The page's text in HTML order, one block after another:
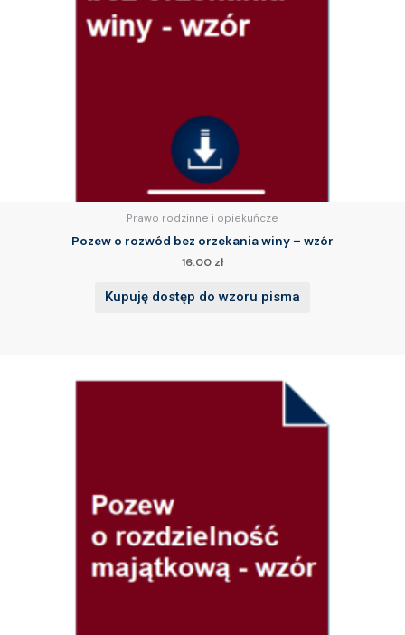
Prawo rodzinne i opiekuńcze
Pozew o rozwód bez orzekania winy – wzór
16.00 zł
Kupuję dostęp do wzoru pisma